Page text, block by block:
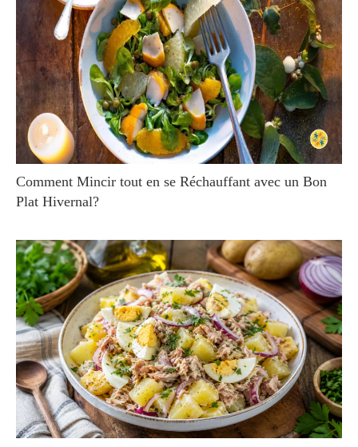
Comment Mincir tout en se Réchauffant avec un Bon
Plat Hivernal?